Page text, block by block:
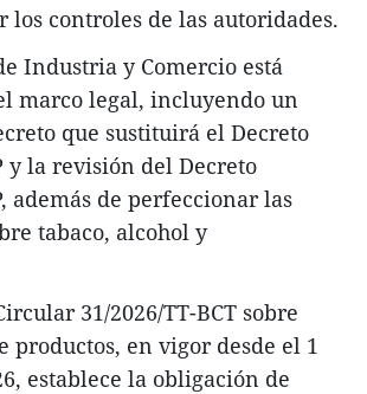
controles de las autoridades.
Industria y Comercio está
marco legal, incluyendo un
que sustituirá el Decreto
y la revisión del Decreto
además de perfeccionar las
tabaco, alcohol y
31/2026/TT-BCT sobre
productos, en vigor desde el 1
establece la obligación de